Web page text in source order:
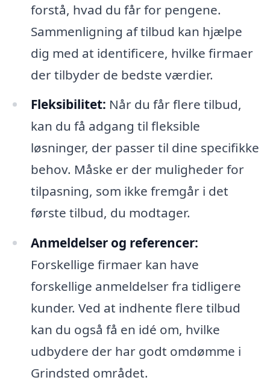
forstå, hvad du får for pengene.
Sammenligning af tilbud kan hjælpe
dig med at identificere, hvilke firmaer
der tilbyder de bedste værdier.
Fleksibilitet: Når du får flere tilbud,
kan du få adgang til fleksible
løsninger, der passer til dine specifikke
behov. Måske er der muligheder for
tilpasning, som ikke fremgår i det
første tilbud, du modtager.
Anmeldelser og referencer:
Forskellige firmaer kan have
forskellige anmeldelser fra tidligere
kunder. Ved at indhente flere tilbud
kan du også få en idé om, hvilke
udbydere der har godt omdømme i
Grindsted området.